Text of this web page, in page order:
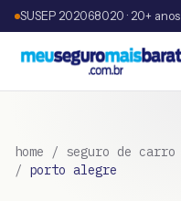
SUSEP 202068020 · 20+ anos
home / seguro de carro
/ porto alegre